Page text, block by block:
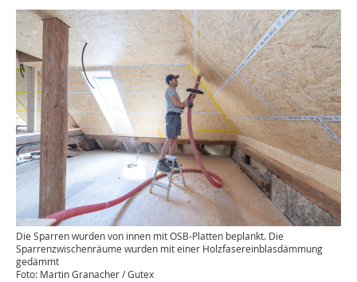
Die Sparren wurden von innen mit OSB-Platten beplankt. Die
Sparrenzwischenräume wurden mit einer Holzfasereinblasdämmung
gedämmt
Foto: Martin Granacher / Gutex